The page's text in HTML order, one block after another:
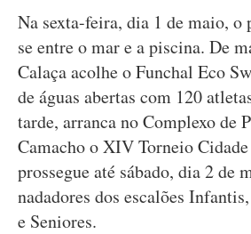
Na sexta-feira, dia 1 de maio,
se entre o mar e a piscina. De
Calaça acolhe o Funchal Eco
de águas abertas com 120
tarde, arranca no Complexo de
Camacho o XIV Torneio
prossegue até sábado, dia 2 de
nadadores dos escalões
e Seniores.